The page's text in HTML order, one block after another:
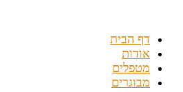
דף הבית
אודות
מטפלים
מבוגרים